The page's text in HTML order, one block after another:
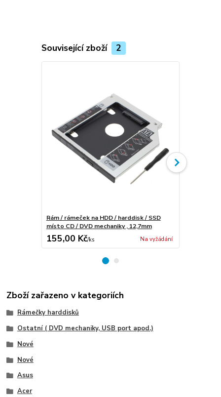
Související zboží 2
Rám / rámeček na HDD / harddisk / SSD
místo CD / DVD mechaniky , 12,7mm
155,00 Kč/ks Na vyžádání
Zboží zařazeno v kategoriích
Rámečky harddisků
Ostatní ( DVD mechaniky, USB port apod.)
Nové
Nové
Asus
Acer